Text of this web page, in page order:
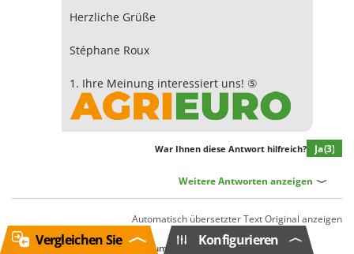
Herzliche Grüße
Stéphane Roux
1. Ihre Meinung interessiert uns! ⑤
War Ihnen diese Antwort hilfreich? Ja(3)
Weitere Antworten anzeigen
Automatisch übersetzter TextOriginal anzeigen
vonDonatoG.(Italia) Datum 27/10/2024Konfigurieren
Vergleichen Sie